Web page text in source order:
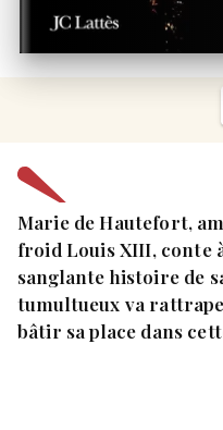
Marie de Hautefort,
froid Louis XIII, conte
sanglante histoire de
tumultueux va
bâtir sa place dans